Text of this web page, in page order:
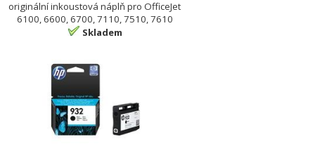
originální inkoustová náplň pro OfficeJet
6100, 6600, 6700, 7110, 7510, 7610
Skladem